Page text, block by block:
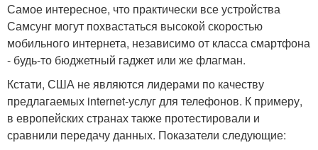
Самое интересное, что практически все устройства
Самсунг могут похвастаться высокой скоростью
мобильного интернета, независимо от класса смартфона
- будь-то бюджетный гаджет или же флагман.
Кстати, США не являются лидерами по качеству
предлагаемых internet-услуг для телефонов. К примеру,
в европейских странах также протестировали и
сравнили передачу данных. Показатели следующие: